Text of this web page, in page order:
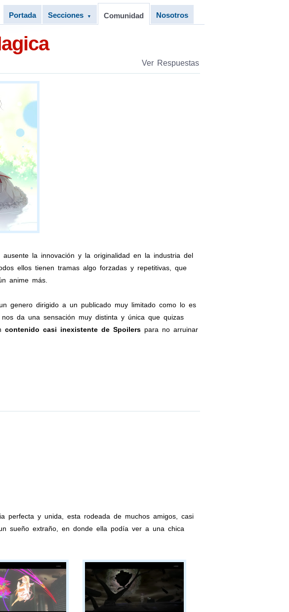
Portada Secciones ▼ Comunidad Nosotros
Ver Respuestas
la innovación y la originalidad en la industria del
ellos tienen tramas algo forzadas y repetitivas, que
anime más.
genero dirigido a un publicado muy limitado como lo es
da una sensación muy distinta y única que quizas
contenido casi inexistente de Spoilerspara no arruinar
perfecta y unida, esta rodeada de muchos amigos, casi
sueño extraño, en donde ella podía ver a una chica